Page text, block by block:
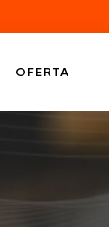
OFERTA